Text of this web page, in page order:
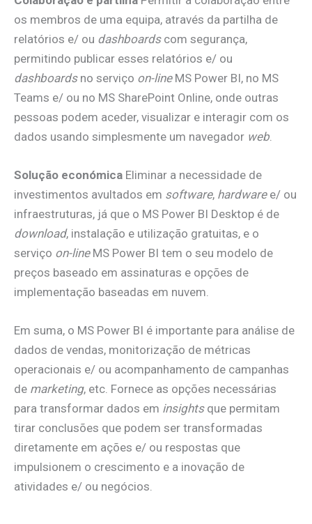
os membros de uma equipa, através da partilha de
relatórios e/ ou dashboardscom segurança,
permitindo publicar esses relatórios e/ ou
dashboardsno serviço on-lineMS Power BI, no MS
Teams e/ ou no MS SharePoint Online, onde outras
pessoas podem aceder, visualizar e interagir com os
dados usando simplesmente um navegador web
Solução económica Eliminar a necessidade de
investimentos avultados em software, hardwaree/ ou
infraestruturas, já que o MS Power BI Desktop é de
download, instalação e utilização gratuitas, e o
serviço on-lineMS Power BI tem o seu modelo de
preços baseado em assinaturas e opções de
implementação baseadas em nuvem.
Em suma, o MS Power BI é importante para análise de
dados de vendas, monitorização de métricas
operacionais e/ ou acompanhamento de campanhas
de marketing, etc. Fornece as opções necessárias
para transformar dados em insights que permitam
tirar conclusões que podem ser transformadas
diretamente em ações e/ ou respostas que
impulsionem o crescimento e a inovação de
atividades e/ ou negócios.